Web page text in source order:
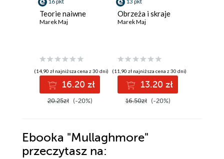
Teorie naiwne
Marek Maj
(14,90 zł najniższa cena z 30 dni)
16.20 zł
20.25zł (-20%)
Obrzeża i skraje
Marek Maj
(11,90 zł najniższa cena z 30 dni)
13.20 zł
16.50zł (-20%)
Ebooka "Mullaghmore"
przeczytasz na: